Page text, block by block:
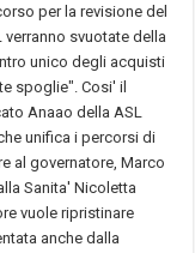
per la revisione del
svuotate della
unico degli acquisti
spoglie". Cosi' il
Anaao della ASL
unifica i percorsi di
al governatore, Marco
Sanita' Nicoletta
vuole ripristinare
anche dalla